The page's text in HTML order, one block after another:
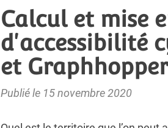
Calcul et mise
d'accessibilité
et Graphhopper
Publié le 15 novembre 2020